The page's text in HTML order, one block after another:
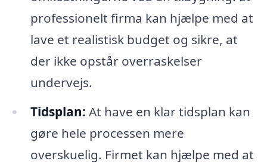
professionelt firma kan hjælpe med at
lave et realistisk budget og sikre, at
der ikke opstår overraskelser
undervejs.
Tidsplan: At have en klar tidsplan kan
gøre hele processen mere
overskuelig. Firmet kan hjælpe med at